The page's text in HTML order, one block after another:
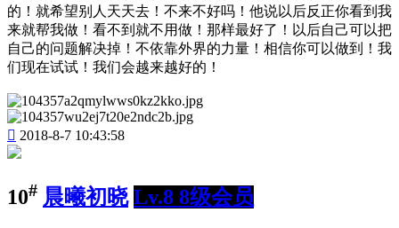
的！就希望别人天天去！不来不好吗！他说以后反正你看到我
来就帮我做！看不到就不用做！那样最好了！以后自己可以把
自己的问题解决掉！不依靠外界的力量！相信你可以做到！我
们现在试试！我们会越来越好的！
 2018-8-7 10:43:58
10# 晨曦初晓 Lv.8 8级会员